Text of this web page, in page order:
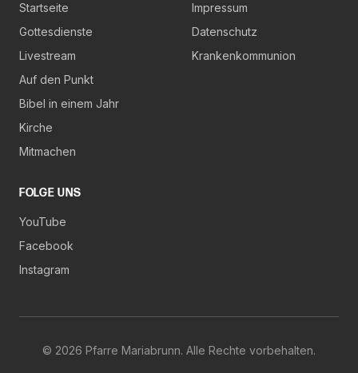
Startseite
Gottesdienste
Livestream
Auf den Punkt
Bibel in einem Jahr
Kirche
Mitmachen
Impressum
Datenschutz
Krankenkommunion
FOLGE UNS
YouTube
Facebook
Instagram
© 2026 Pfarre Mariabrunn. Alle Rechte vorbehalten.